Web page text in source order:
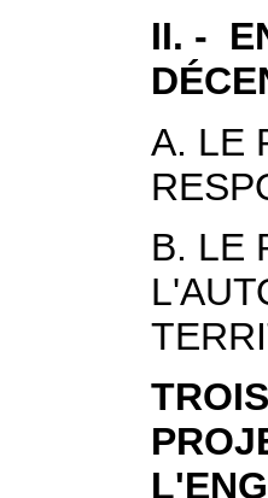
II. -
A. LE
B. LE